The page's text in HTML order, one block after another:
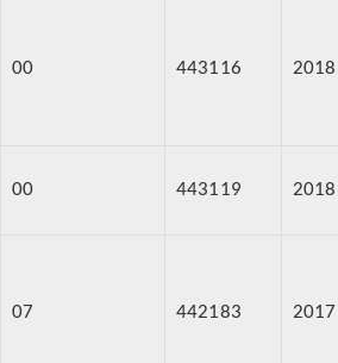
00 443116
00 443119
07 442183